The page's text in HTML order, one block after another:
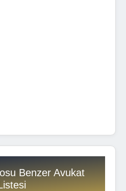
Benzer Avukat